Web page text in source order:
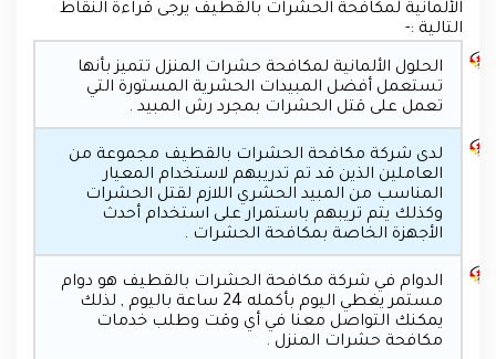
الألمانية لمكافحة الحشرات بالقطيف يرجى قراءة النقاط
التالية :-
الحلول الألمانية لمكافحة حشرات المنزل تتميز بأنها
تستعمل أفضل المبيدات الحشرية المستورة التي
تعمل على قتل الحشرات بمجرد رش المبيد .
لدى شركة مكافحة الحشرات بالقطيف مجموعة من
العاملين الذين قد تم تدريبهم لاستخدام المعيار
المناسب من المبيد الحشري اللازم لقتل الحشرات
وكذلك يتم تريبهم باستمرار على استخدام أحدث
الأجهزة الخاصة بمكافحة الحشرات .
الدوام في شركة مكافحة الحشرات بالقطيف هو دوام
مستمر يغطي اليوم بأكمله 24 ساعة باليوم , لذلك
يمكنك التواصل معنا في أي وقت وطلب خدمات
مكافحة حشرات المنزل .